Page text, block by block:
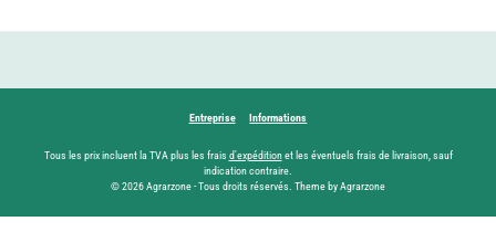
Entreprise Informations
Tous les prix incluent la TVA plus les frais d'expéditionet les éventuels frais de livraison, sauf
indication contraire.
© 2026 Agrarzone - Tous droits réservés. Theme by Agrarzone